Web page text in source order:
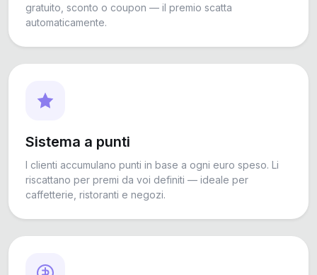
gratuito, sconto o coupon — il premio scatta
automaticamente.
Sistema a punti
I clienti accumulano punti in base a ogni euro speso. Li
riscattano per premi da voi definiti — ideale per
caffetterie, ristoranti e negozi.